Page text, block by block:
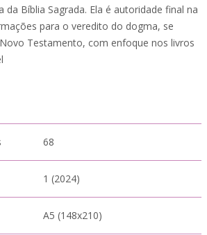
da Bíblia Sagrada. Ela é autoridade final na
para o veredito do dogma, se
Testamento, com enfoque nos livros
68
1 (2024)
A5 (148x210)